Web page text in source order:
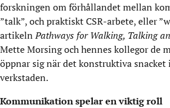
forskningen om förhållandet mellan
”talk”, och praktiskt CSR-arbete, eller
artikelnPathways for Walking, Talking
Mette Morsing och hennes kollegor de
öppnar sig när det konstruktiva snacket
verkstaden.
Kommunikation spelar en viktig roll